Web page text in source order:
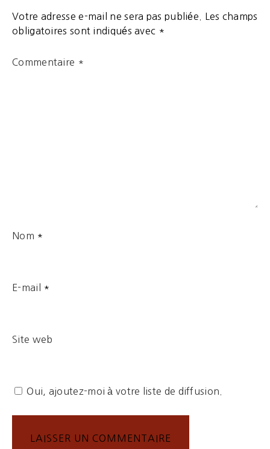
Votre adresse e-mail ne sera pas publiée.
Les champs
obligatoires sont indiqués avec *
Commentaire *
Nom *
E-mail *
Site web
Oui, ajoutez-moi à votre liste de diffusion.